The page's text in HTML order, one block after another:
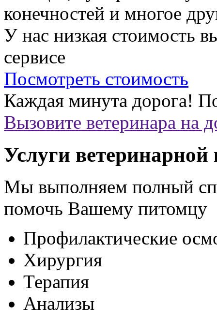
конечностей и многое
У нас низкая стоимость
сервисе
Посмотреть стоимость
Каждая минута дорога!
Вызовите ветеринара на
Услуги
Мы выполняем полный
помочь Вашему питомцу
Профилактические
Хирургия
Терапия
Анализы